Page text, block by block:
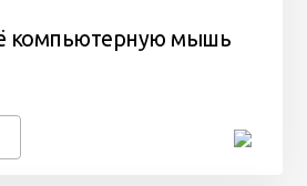
компьютерную мышь